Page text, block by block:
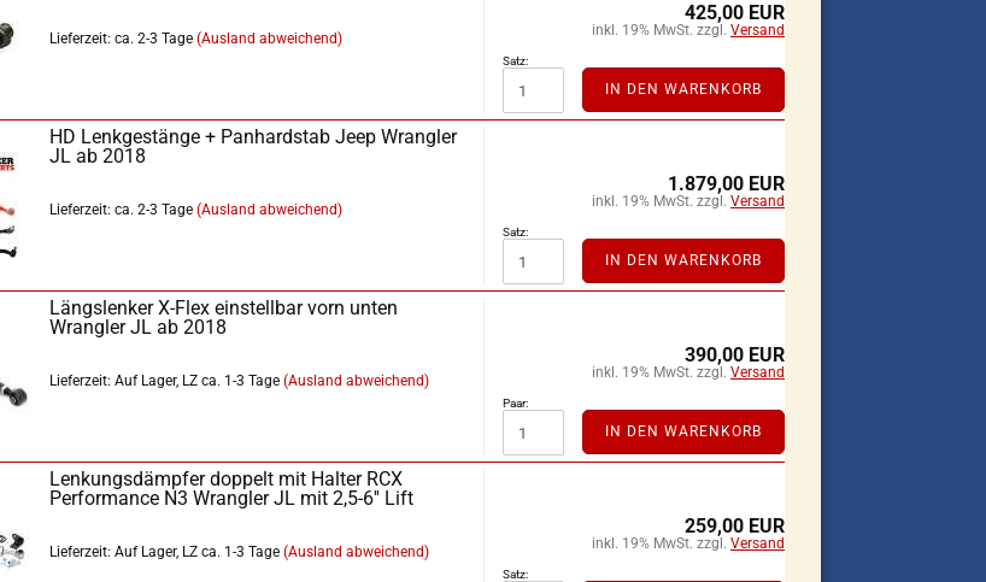
Lieferzeit: ca. 2-3 Tage (Ausland abweichend)
425,00 EUR
inkl. 19% MwSt. zzgl. Versand
Satz:
IN DEN WARENKORB
HD Lenkgestänge + Panhardstab Jeep Wrangler
JL ab 2018
Lieferzeit: ca. 2-3 Tage (Ausland abweichend)
1.879,00 EUR
inkl. 19% MwSt. zzgl. Versand
Satz:
IN DEN WARENKORB
Längslenker X-Flex einstellbar vorn unten
Wrangler JL ab 2018
Lieferzeit: Auf Lager, LZ ca. 1-3 Tage (Ausland abweichend)
390,00 EUR
inkl. 19% MwSt. zzgl. Versand
Paar:
IN DEN WARENKORB
Lenkungsdämpfer doppelt mit Halter RCX
Performance N3 Wrangler JL mit 2,5-6'' Lift
Lieferzeit: Auf Lager, LZ ca. 1-3 Tage (Ausland abweichend)
259,00 EUR
inkl. 19% MwSt. zzgl. Versand
Satz: